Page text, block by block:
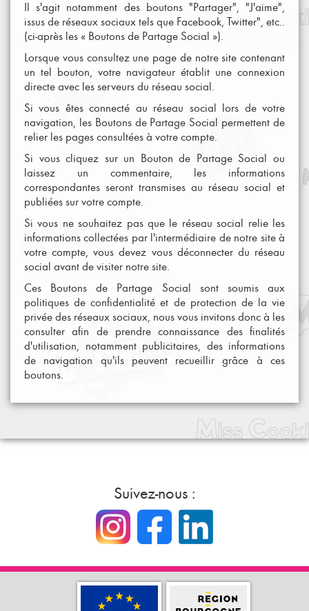
Il s'agit notamment des boutons "Partager", "J'aime",
issus de réseaux sociaux tels que Facebook, Twitter", etc..
(ci-après les « Boutons de Partage Social »).
Lorsque vous consultez une page de notre site contenant
un tel bouton, votre navigateur établit une connexion
directe avec les serveurs du réseau social.
Si vous êtes connecté au réseau social lors de votre
navigation, les Boutons de Partage Social permettent de
relier les pages consultées à votre compte.
Si vous cliquez sur un Bouton de Partage Social ou
laissez un commentaire, les informations
correspondantes seront transmises au réseau social et
publiées sur votre compte.
Si vous ne souhaitez pas que le réseau social relie les
informations collectées par l'intermédiaire de notre site à
votre compte, vous devez vous déconnecter du réseau
social avant de visiter notre site.
Ces Boutons de Partage Social sont soumis aux
politiques de confidentialité et de protection de la vie
privée des réseaux sociaux, nous vous invitons donc à les
consulter afin de prendre connaissance des finalités
d'utilisation, notamment publicitaires, des informations
de navigation qu'ils peuvent recueillir grâce à ces
boutons.
Suivez-nous :